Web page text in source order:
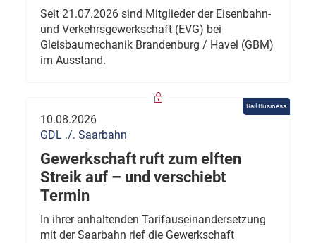
Seit 21.07.2026 sind Mitglieder der Eisenbahn-
und Verkehrsgewerkschaft (EVG) bei
Gleisbaumechanik Brandenburg / Havel (GBM)
im Ausstand.
Rail Business
10.08.2026
GDL ./. Saarbahn
Gewerkschaft ruft zum elften
Streik auf – und verschiebt
Termin
In ihrer anhaltenden Tarifauseinandersetzung
mit der Saarbahn rief die Gewerkschaft